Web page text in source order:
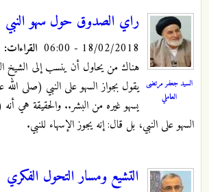
السيد جعفر مرتضى
العاملي
راي الصدوق حول سهو النبي
18/02/2018 - 06:00 القراءات:
هناك من يحاول أن ينسب إلى الشيخ
يقول بجواز السهو على النبي (صلى الله
يسهو غيره من البشر.. والحقيقة هي أنه
السهو على النبي، بل قال: إنه يجوز الإسهاء للنبي.
التشيع ومسار التحول الفكري